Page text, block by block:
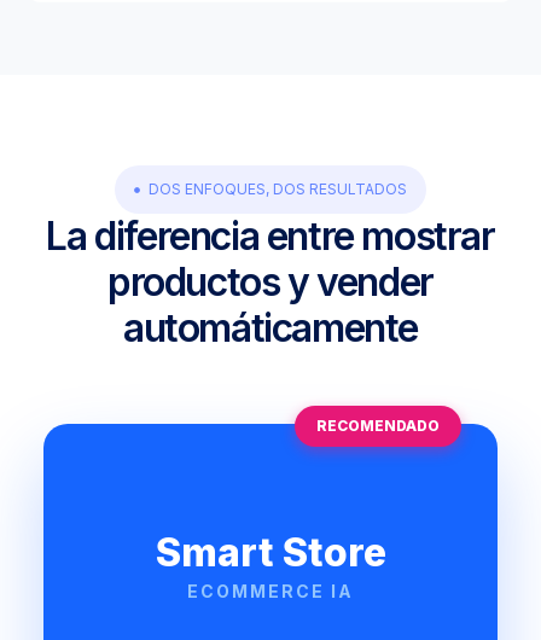
DOS ENFOQUES, DOS RESULTADOS
La diferencia entre mostrar
productos y vender
automáticamente
RECOMENDADO
Smart Store
ECOMMERCE IA